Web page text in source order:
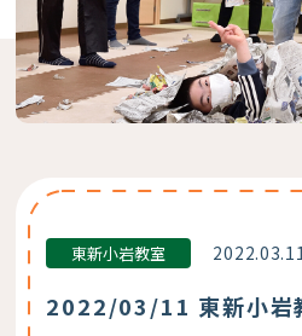
東新小岩教室 2022.03.11
2022/03/11 東新小岩